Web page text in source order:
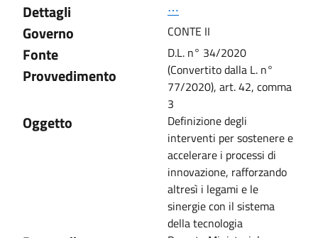
Dettagli
⋯
Governo CONTE II
Fonte
Provvedimento
D.L. n° 34/2020
(Convertito dalla L. n°
77/2020), art. 42, comma
3
Oggetto
Definizione degli
interventi per sostenere e
accelerare i processi di
innovazione, rafforzando
altresì i legami e le
sinergie con il sistema
della tecnologia